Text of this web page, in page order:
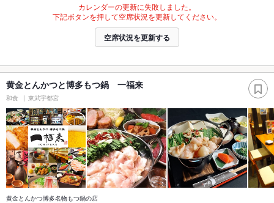
カレンダーの更新に失敗しました。
下記ボタンを押して空席状況を更新してください。
空席状況を更新する
黄金とんかつと博多もつ鍋 一福来
和食 東武宇都宮
黄金とんかつ博多名物もつ鍋の店